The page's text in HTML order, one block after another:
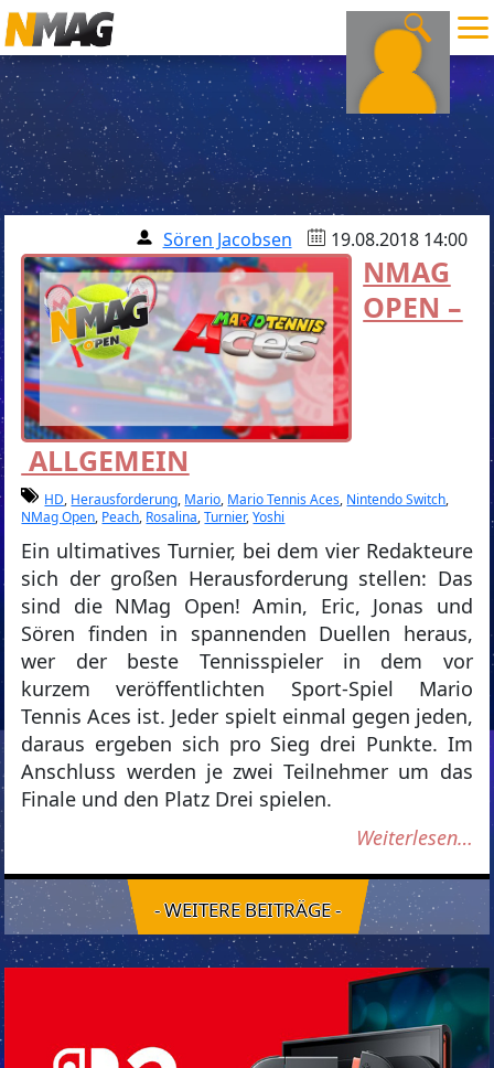
Sören Jacobsen 19.08.2018 14:00
NMAG
OPEN –
ALLGEMEIN
HD, Herausforderung, Mario, Mario Tennis Aces, Nintendo Switch,
NMag Open, Peach, Rosalina,Turnier,Yoshi
Ein ultimatives Turnier, bei dem vier Redakteure
sich der großen Herausforderung stellen: Das
sind die NMag Open! Amin, Eric, Jonas und
Sören finden in spannenden Duellen heraus,
wer der beste Tennisspieler in dem vor
kurzem veröffentlichten Sport-Spiel Mario
Tennis Aces ist. Jeder spielt einmal gegen jeden,
daraus ergeben sich pro Sieg drei Punkte. Im
Anschluss werden je zwei Teilnehmer um das
Finale und den Platz Drei spielen.
Weiterlesen…
- WEITERE BEITRÄGE -